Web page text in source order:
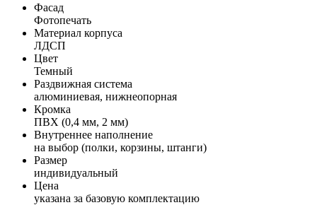
Фасад
Фотопечать
Материал корпуса
ЛДСП
Цвет
Темный
Раздвижная система
алюминиевая, нижнеопорная
Кромка
ПВХ (0,4 мм, 2 мм)
Внутреннее наполнение
на выбор (полки, корзины, штанги)
Размер
индивидуальный
Цена
указана за базовую комплектацию